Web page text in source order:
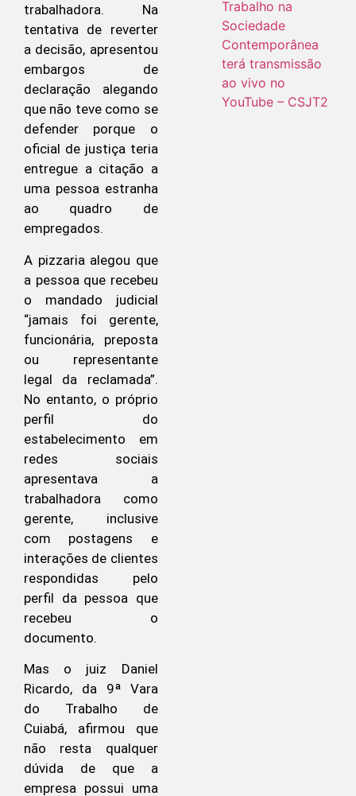
trabalhadora. Na
tentativa de reverter
a decisão, apresentou
embargos de
declaração alegando
que não teve como se
defender porque o
oficial de justiça teria
entregue a citação a
uma pessoa estranha
ao quadro de
empregados.
A pizzaria alegou que
a pessoa que recebeu
o mandado judicial
“jamais foi gerente,
funcionária, preposta
ou representante
legal da reclamada”.
No entanto, o próprio
perfil do
estabelecimento em
redes sociais
apresentava a
trabalhadora como
gerente, inclusive
com postagens e
interações de clientes
respondidas pelo
perfil da pessoa que
recebeu o
documento.
Mas o juiz Daniel
Ricardo, da 9ª Vara
do Trabalho de
Cuiabá, afirmou que
não resta qualquer
dúvida de que a
empresa possui uma
Trabalho na
Sociedade
Contemporânea
terá transmissão
ao vivo no
YouTube – CSJT2